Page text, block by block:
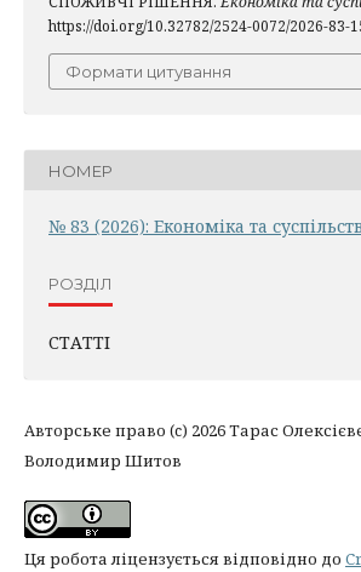
https://doi.org/10.32782/2524-0072/2026-83-
Формати цитування
НОМЕР
№ 83 (2026): Економіка та
РОЗДІЛ
СТАТТІ
Авторське право (c) 2026 Тарас
Володимир Шитов
Ця робота ліцензується відповідно до